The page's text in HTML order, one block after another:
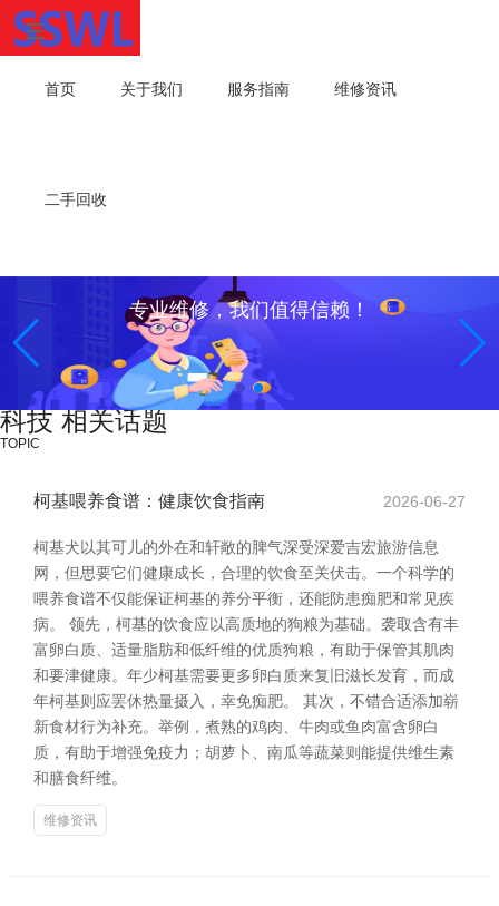
首页 关于我们 服务指南 维修资讯
二手回收
专业维修，我们值得信赖！
科技 相关话题
TOPIC
柯基喂养食谱：健康饮食指南 2026-06-27
柯基犬以其可儿的外在和轩敞的脾气深受深爱吉宏旅游信息
网，但思要它们健康成长，合理的饮食至关伏击。一个科学的
喂养食谱不仅能保证柯基的养分平衡，还能防患痴肥和常见疾
病。 领先，柯基的饮食应以高质地的狗粮为基础。袭取含有丰
富卵白质、适量脂肪和低纤维的优质狗粮，有助于保管其肌肉
和要津健康。年少柯基需要更多卵白质来复旧滋长发育，而成
年柯基则应罢休热量摄入，幸免痴肥。 其次，不错合适添加崭
新食材行为补充。举例，煮熟的鸡肉、牛肉或鱼肉富含卵白
质，有助于增强免疫力；胡萝卜、南瓜等蔬菜则能提供维生素
和膳食纤维。
维修资讯